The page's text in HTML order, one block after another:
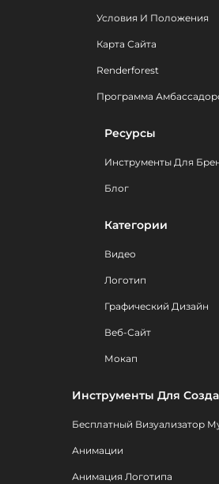
Условия И Положения
Карта Сайта
Renderforest
Программа
Ресурсы
Инструменты Для
Блог
Категории
Видео
Логотип
Графический Дизайн
Веб-Сайт
Мокап
Инструменты Для
Бесплатный Визуализатор
Анимации
Анимация Логотипа